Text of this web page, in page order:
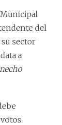
Municipal
del
sector
a